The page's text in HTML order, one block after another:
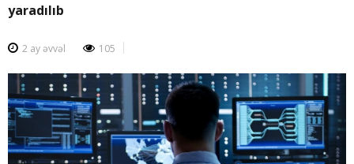
yaradılıb
2 ay əvvəl 105